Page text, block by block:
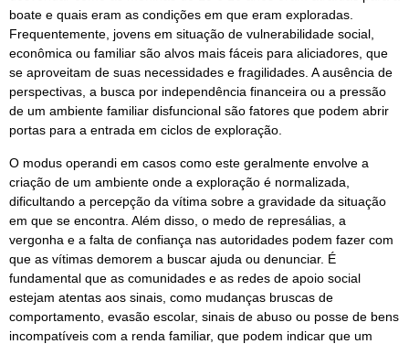
boate e quais eram as condições em que eram exploradas.
Frequentemente, jovens em situação de vulnerabilidade social,
econômica ou familiar são alvos mais fáceis para aliciadores, que
se aproveitam de suas necessidades e fragilidades. A ausência de
perspectivas, a busca por independência financeira ou a pressão
de um ambiente familiar disfuncional são fatores que podem abrir
portas para a entrada em ciclos de exploração.
O modus operandi em casos como este geralmente envolve a
criação de um ambiente onde a exploração é normalizada,
dificultando a percepção da vítima sobre a gravidade da situação
em que se encontra. Além disso, o medo de represálias, a
vergonha e a falta de confiança nas autoridades podem fazer com
que as vítimas demorem a buscar ajuda ou denunciar. É
fundamental que as comunidades e as redes de apoio social
estejam atentas aos sinais, como mudanças bruscas de
comportamento, evasão escolar, sinais de abuso ou posse de bens
incompatíveis com a renda familiar, que podem indicar que um